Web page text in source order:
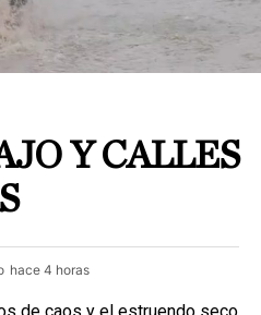
Y CALLES
hace 4 horas
de caos y el estruendo seco